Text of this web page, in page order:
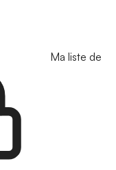
Ma liste de